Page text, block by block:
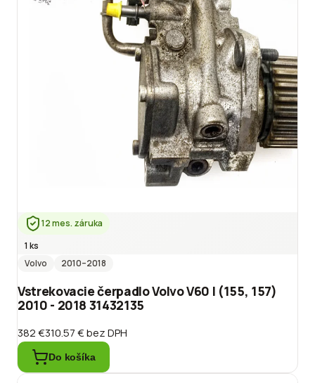
12 mes. záruka
1 ks
Volvo
2010–2018
Vstrekovacie čerpadlo Volvo V60 I (155, 157)
2010 - 2018 31432135
382 €310.57 €bez DPH
Do košíka